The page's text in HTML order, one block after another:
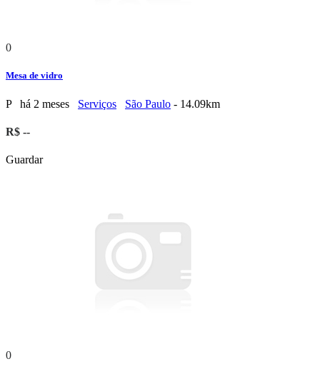
0
Mesa de vidro
P há 2 meses Serviços São Paulo - 14.09km
R$ --
Guardar
0